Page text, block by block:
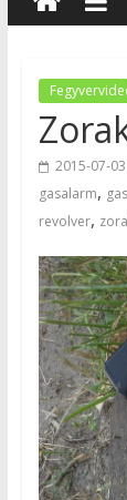
2015-07-03
gasalarm,
revolver,